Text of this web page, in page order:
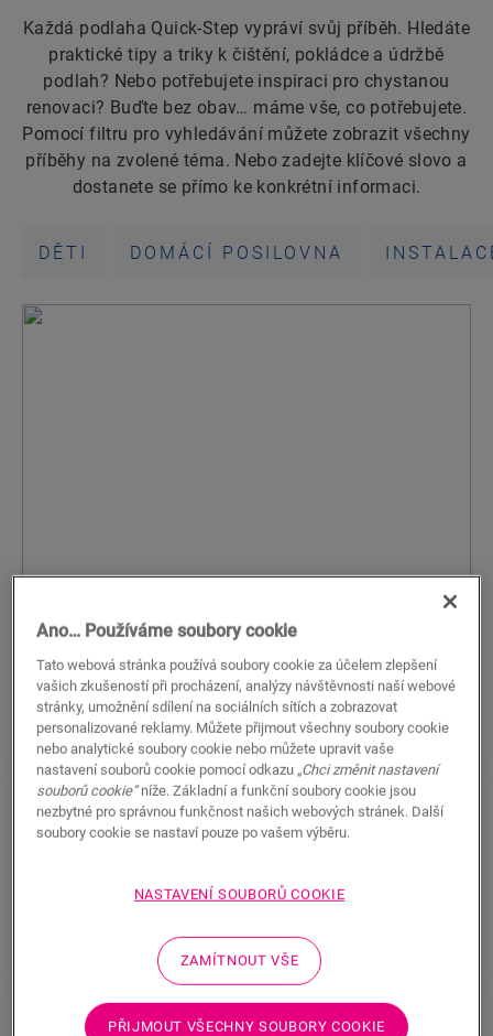
Každá podlaha Quick-Step vypráví svůj příběh. Hledáte
praktické tipy a triky k čištění, pokládce a údržbě
podlah? Nebo potřebujete inspiraci pro chystanou
renovaci? Buďte bez obav… máme vše, co potřebujete.
Pomocí filtru pro vyhledávání můžete zobrazit všechny
příběhy na zvolené téma. Nebo zadejte klíčové slovo a
dostanete se přímo ke konkrétní informaci.
DĚTI DOMÁCÍ POSILOVNA
Vneste do interiéru léto se slunečními
odstíny a podlahami Quick-Step
a podlahami Quick-Step. Objevte, jak žluté a broskvové
Ano… Používáme soubory cookie
Tato webová stránka používá soubory cookie za účelem zlepšení
vašich zkušeností při procházení, analýzy návštěvnosti naší webové
stránky, umožnění sdílení na sociálních sítích a zobrazovat
personalizované reklamy. Můžete přijmout všechny soubory cookie
nebo analytické soubory cookie nebo můžete upravit vaše
nastavení souborů cookie pomocí odkazu „Chci změnit nastavení
souborů cookie“níže. Základní a funkční soubory cookie jsou
nezbytné pro správnou funkčnost našich webových stránek. Další
soubory cookie se nastaví pouze po vašem výběru.
NASTAVENÍ SOUBORŮ COOKIE
ZAMÍTNOUT VŠE
PŘIJMOUT VŠECHNY SOUBORY COOKIE